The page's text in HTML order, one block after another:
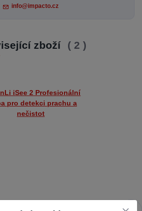
info@impacto.cz
zboží 2